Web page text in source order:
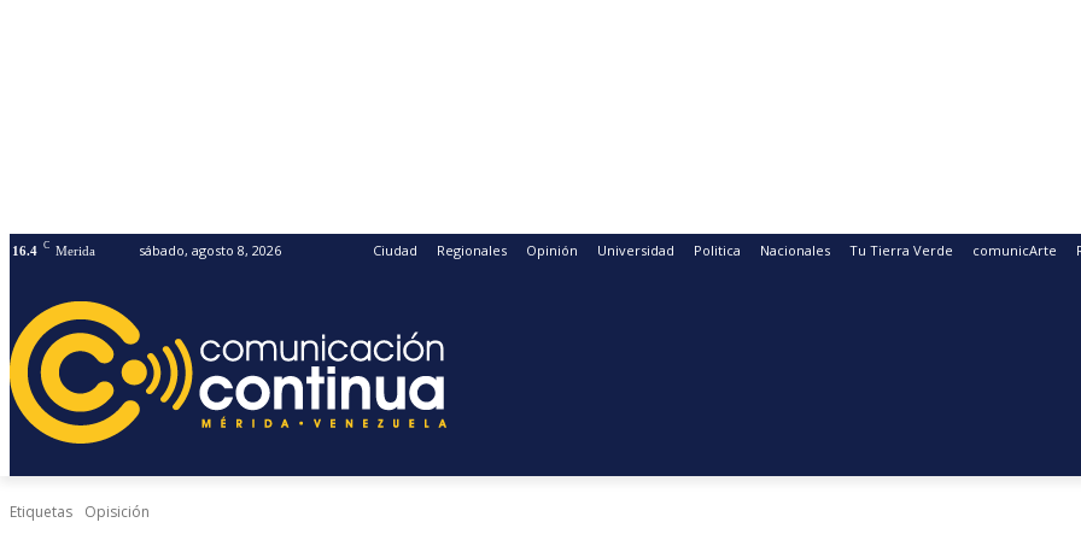
16.4 C Merida sábado, agosto 8, 2026 Ciudad Regionales Opinión Universidad Politica Nacionales Tu Tierra Verde comunicArte
Etiquetas Opisición